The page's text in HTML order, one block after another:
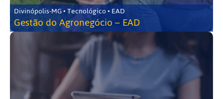
Divinópolis-MG • Tecnológico • EAD
Gestão do Agronegócio – EAD